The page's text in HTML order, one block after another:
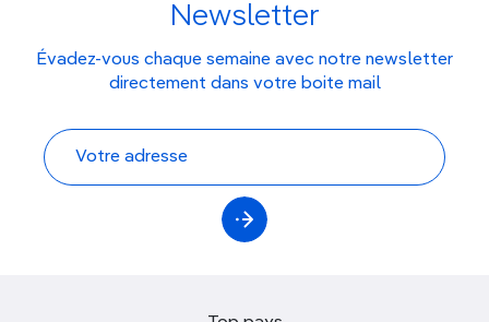
Newsletter
Évadez-vous chaque semaine avec notre newsletter
directement dans votre boite mail